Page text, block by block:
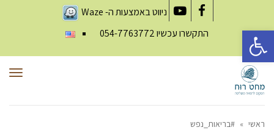
Facebook
YouTube
ניווט באמצעות ה-Waze
התקשרו עכשיו054-7763772
ראשי » #בריאות_נפש
פתח סרגל נגישות